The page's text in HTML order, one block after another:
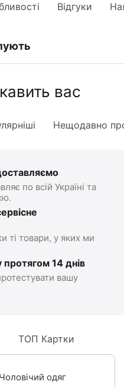
Відгуки
вас
Нещодавно
по всій Україні та
ті товари, у яких ми
14 днів
вашу
ТОП Картки
Чоловічий одяг